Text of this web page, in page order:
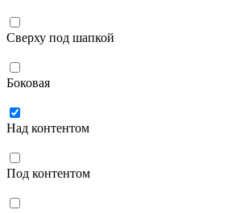
Сверху под шапкой
Боковая
Над контентом
Под контентом